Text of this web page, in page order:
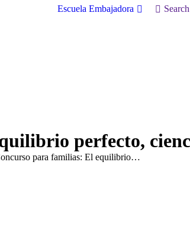
Escuela Embajadora Buscar:
Search
perfecto,
para familias: El equilibrio…